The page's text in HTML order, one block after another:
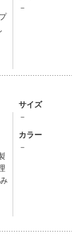
－
サイズ
－
カラー
－